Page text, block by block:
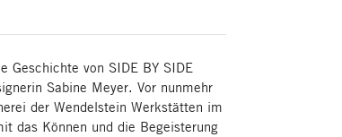
Geschichte von SIDE BY SIDE
Sabine Meyer. Vor nunmehr
der Wendelstein Werkstätten im
das Können und die Begeisterung